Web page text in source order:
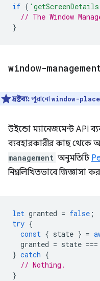
if (
// The Window
}
window-
দ্রষ্টব্য:পুরানোwindow-
উইন্ডো ম্যানেজমেন্ট API
ব্যবহারকারীর কাছ থেকে
management অনুমতিটি
নিম্নলিখিতভাবে জিজ্ঞাসা
let granted = false ;
try {
const { state } =
granted = state ===
} catch {
// Nothing.
}